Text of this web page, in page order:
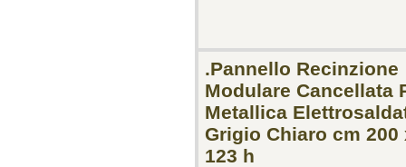
.Pannello Recinzione
Modulare Cancellata
Metallica
Grigio Chiaro cm 200
123 h